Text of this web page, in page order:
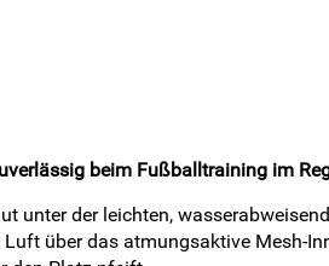
beim Fußballtraining im
unter der leichten,
über das atmungsaktive Mesh-